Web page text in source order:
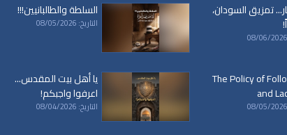
|
cezası
dr. osman
|
bahaş
|
siyasi
yorum
|
aydınlatma
|
son
تمزيق السودان،
السلطة والطالبانيين!!!
التاريخ: 08/05/2026
The Policy of
and
يا أهل بيت المقدس...
اعرفوا واجبكم!
التاريخ: 08/04/2026